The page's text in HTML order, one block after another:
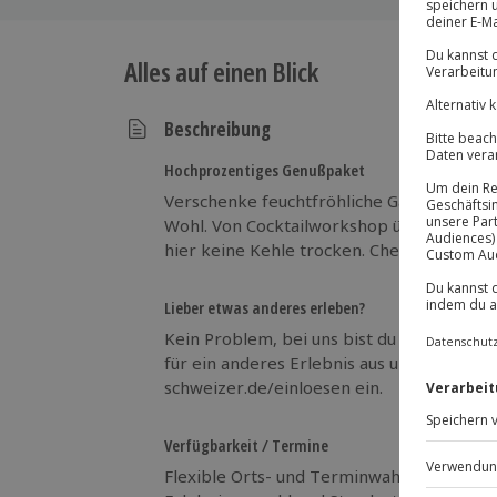
Alles auf einen Blick
Beschreibung
Hochprozentiges Genußpaket
Verschenke feuchtfröhliche
Wohl. Von Cocktailworkshop über
hier keine Kehle trocken. Cheers, Prost,
Lieber etwas anderes erleben?
Kein Problem, bei uns bist du völlig
für ein anderes Erlebnis aus unserem
schweizer.de/einloesen ein.
Verfügbarkeit / Termine
Flexible Orts- und Terminwahl nach